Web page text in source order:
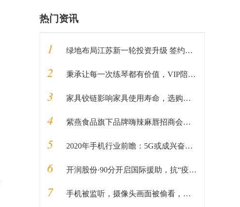
热门资讯
1 绿地布局江苏新一轮投资升级 签约江苏银行、落地重大产业
2 秉承让每一次练琴都有价值，VIP陪练收获满满认可
3 家具铰链影响家具使用寿命，选购需谨慎
4 紫燕食品旗下品牌嗨辣麻唇招商会开始报名
5 2020年手机行业前瞻：5G或成兴奋剂，血海竞争依旧日常
6 开润股份·90分开启国际援助，抗“疫”无国界
7 手机被监听，摄像头画面被偷看，怎么回事？网络安全日“黑客秀”告诉你